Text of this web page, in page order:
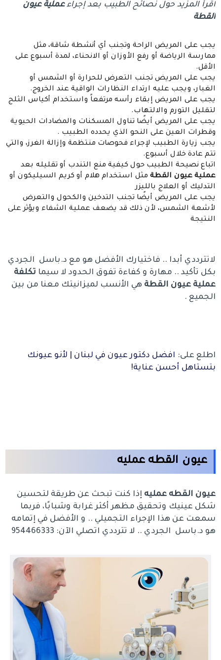
اقرأ المزيد حول نصائح الطبيب بعد إجراءعملية عيون
القطة
يجب على المريض الراحة وتجنب أي أنشطة شاقة، مثل
ممارسة الرياضة أو رفع الأوزان أو الانحناء، لمدة أسبوع على
الأقل.
يجب على المريض تجنب التعرض للحرارة أو الشمس أو
الغبار، ويجب عليه ارتداء النظارات الواقية عند الخروج.
يجب على المريض إبقاء رأسه مرتفعاً واستخدام أكياس الثلج
لتقليل التورم والالتهاب.
يجب على المريض أيضًا تناول المسكنات والمضادات الحيوية
وقطرات العين على النحو الذي يحدده الطبيب .
يجب زيارة الطبيب لإجراء فحوصات منتظمة وإزالة الغرز، والتي
تتم عادة خلال أسبوع.
اتباع نصيحة الطبيب حول كيفية منع التندب أو تقليله بعد
عملية عيون القطة مثل استخدام هلام أو كريم السيليكون أو
التدليك أو العلاج بالليزر
يجب على المريض أيضًا تجنب التدخين والكحول والتعرض
لأشعة الشمس، لأن ذلك قد يضعف عملية الشفاء ويؤثر على
النتيجة
لاتترددي أبدا .. فاختيارك الأفضل هو مع د.باسل الجردي
بكل تأكيد .. مهارة و كفاءة تفوق الحدود لا سيما تكلفة
عملية عيون القطة هي الأنسب لميزانيتك معنا من بين
الجميع .
اطلع على: افضل دكتور عيون في لبنان | لأنو عيونك
بتستاهل أحسن عناية!
عيون القطه عمليه
عيون القطه عمليه إذا كنت تبحث عن طريقة لتحسين
شكل عينيك وتحقيق مظهر أكثر غرابة وشبابًا، فربما
سمعت عن هذا الإجراء التجميلي .. و الأفضل في إتمامه
هو د.باسل الجردي .. لا تترددي اتصلي الآن: 954466333